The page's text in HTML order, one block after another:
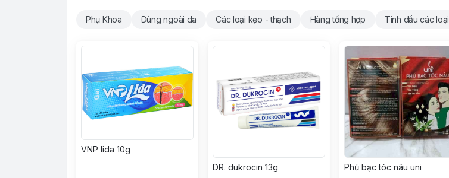
Phụ Khoa Dùng ngoài da Các loại kẹo - thạch Hàng tổng hợp Tinh dầu các loại
VNP lida 10g
DR. dukrocin 13g Phủ bạc tóc nâu uni